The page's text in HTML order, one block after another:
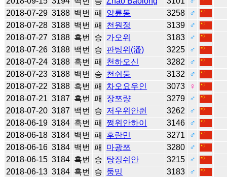
2018-07-29 3188 백번 패 양륜동 3258
♂
2018-07-28 3188 백번 패 천원정 3139
♂
2018-07-27 3188 흑번 승 가오위 3183
♂
2018-07-26 3188 백번 승 판팅위(潘) 3225
♂
2018-07-24 3188 흑번 패 천하오신 3282
♂
2018-07-23 3188 백번 승 천쉬둥 3132
♂
2018-07-22 3188 흑번 패 차오요우인 3073
♀
2018-07-21 3187 흑번 패 장쯔량 3279
♂
2018-07-20 3187 백번 승 저우위안쥔 3262
♂
2018-06-19 3184 흑번 패 쩡위안하이 3146
♂
2018-06-18 3184 백번 패 후란민 3271
♂
2018-06-16 3184 백번 패 마광쯔 3280
♂
2018-06-15 3184 흑번 승 탕징쉬안 3215
♂
2018-06-13 3184 흑번 승 둥밍 3183
♂